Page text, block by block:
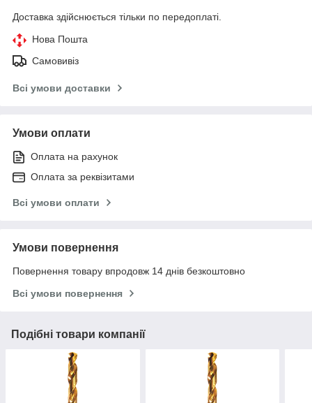
Доставка здійснюється тільки по передоплаті.
Нова Пошта
Самовивіз
Всі умови доставки
Умови оплати
Оплата на рахунок
Оплата за реквізитами
Всі умови оплати
Умови повернення
Повернення товару впродовж 14 днів безкоштовно
Всі умови повернення
Подібні товари компанії